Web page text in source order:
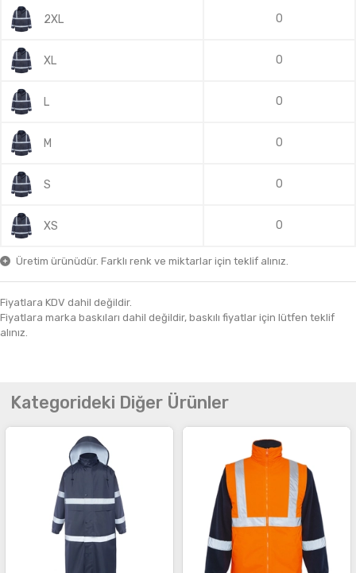
2XL 0
XL 0
L 0
M 0
S 0
XS 0
Üretim ürünüdür. Farklı renk ve miktarlar için teklif alınız.
Fiyatlara KDV dahil değildir.
Fiyatlara marka baskıları dahil değildir, baskılı fiyatlar için lütfen teklif
alınız.
Kategorideki Diğer Ürünler
İncele İncele